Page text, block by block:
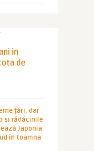
in
de
țări, dar
și rădăcinile
Japonia
în toamna